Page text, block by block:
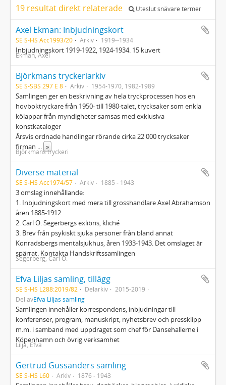
19 resultat direkt relaterade Uteslut snävare termer
Axel Ekman: Inbjudningskort
SE S-HS Acc1993/20 Arkiv 1919--1934
Inbjudningskort 1919-1922, 1924-1934. 15 kuvert
Ekman, Axel
Björkmans tryckeriarkiv
SE S-SBS 297 E 8 Arkiv 1954-1970, 1982-1989
Samlingen ger en beskrivning av hela tryckprocessen hos en
hovboktryckare från 1950- till 1980-talet, trycksaker som enkla
kölappar från myndigheter samsas med exklusiva
konstkataloger
Årsvis ordnade handlingar rörande cirka 22 000 trycksaker
firman ... »
Björkmans tryckeri
Diverse material
SE S-HS Acc1974/57 Arkiv 1885 - 1943
3 omslag innehållande:
1. Inbjudningskort med mera till grosshandlare Axel Abrahamson
åren 1885-1912
2. Carl O. Segerbergs exlibris, kliché
3. Brev från psykiskt sjuka personer från bland annat
Konradsbergs mentalsjukhus, åren 1933-1943. Det omslaget är
spärrat. Kontakta Handskriftssamlingen
Segerberg, Carl O.
Efva Liljas samling, tillägg
SE S-HS L288:2019/82 Delarkiv
2015-2019
Del avEfva Liljas samling
Samlingen innehåller korrespondens, inbjudningar till
konferenser, program, manuskript, nyhetsbrev och pressklipp
m.m. i samband med uppdraget som chef för Dansehallerne i
Köpenhamn och övrig verksamhet
Lilja, Efva
Gertrud Gussanders samling
SE S-HS L60 Arkiv 1876 - 1943